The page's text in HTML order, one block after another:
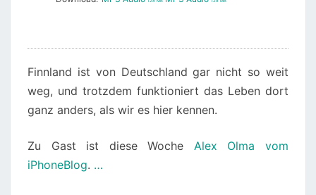
Finnland ist von Deutschland gar nicht so weit
weg, und trotzdem funktioniert das Leben dort
ganz anders, als wir es hier kennen.
Zu Gast ist diese Woche Alex Olma vom
iPhoneBlog. …